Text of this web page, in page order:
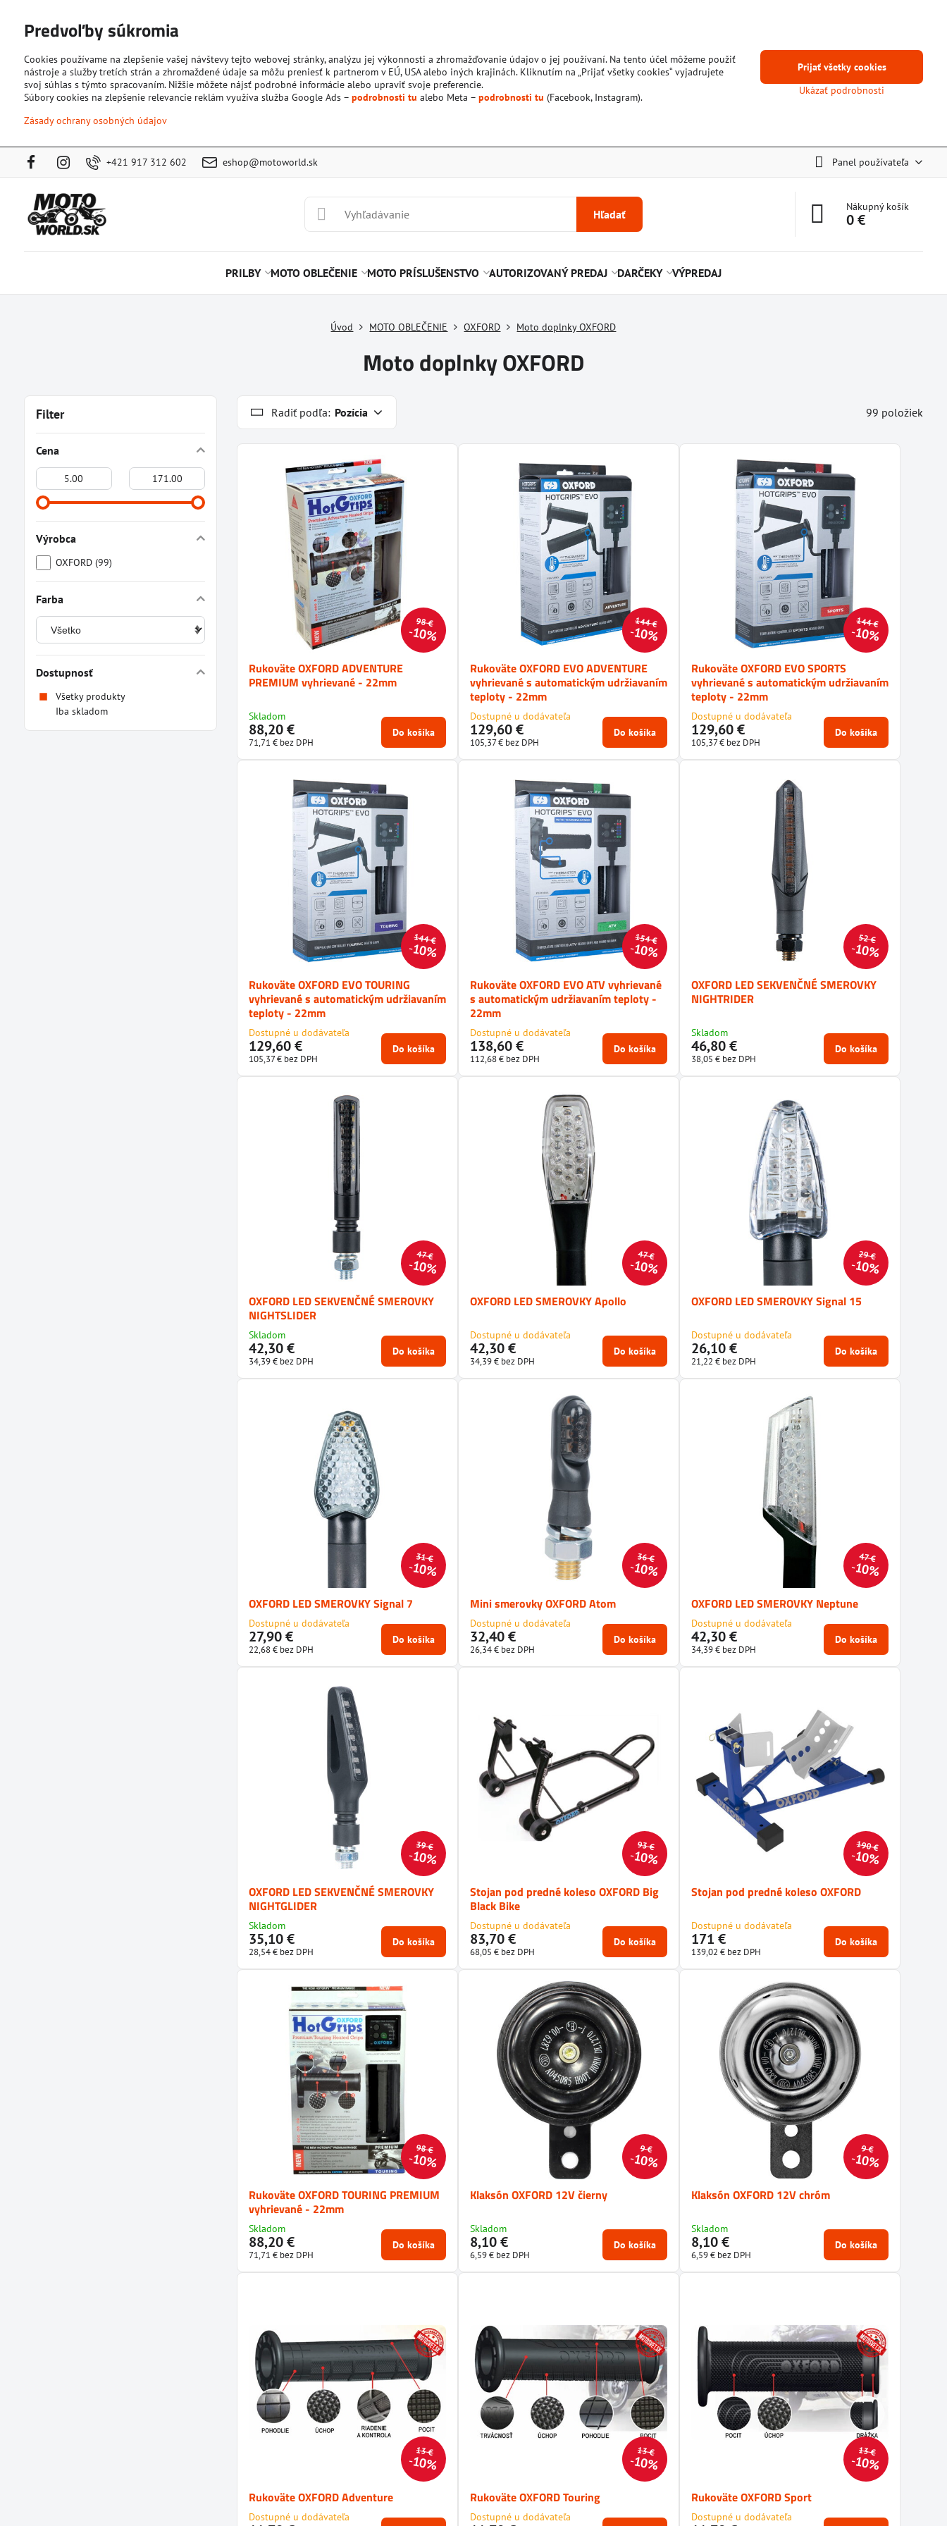
+421 917 312 602 eshop@motoworld.sk Panel používateľa
Hľadať
Nákupný košík
0 €
PRILBY MOTO OBLEČENIE MOTO PRÍSLUŠENSTVO AUTORIZOVANÝ PREDAJ DARČEKY VÝPREDAJ
Úvod MOTO OBLEČENIE OXFORD Moto doplnky OXFORD
Moto doplnky OXFORD
Radiť podľa: Pozícia 99 položiek
98 €
10%
Rukoväte OXFORD ADVENTURE
PREMIUM vyhrievané - 22mm
Skladom
88,20 €
71,71 € bez DPH
Do košíka
144 €
10%
Rukoväte OXFORD EVO ADVENTURE
vyhrievané s automatickým udržiavaním
teploty - 22mm
Dostupné u dodávateľa
129,60 €
105,37 € bez DPH
Do košíka
144 €
10%
Rukoväte OXFORD EVO SPORTS
vyhrievané s automatickým udržiavaním
teploty - 22mm
Dostupné u dodávateľa
129,60 €
105,37 € bez DPH
Do košíka
144 €
10%
Rukoväte OXFORD EVO TOURING
vyhrievané s automatickým udržiavaním
teploty - 22mm
Dostupné u dodávateľa
129,60 €
105,37 € bez DPH
Do košíka
154 €
10%
Rukoväte OXFORD EVO ATV vyhrievané
s automatickým udržiavaním teploty -
22mm
Dostupné u dodávateľa
138,60 €
112,68 € bez DPH
Do košíka
52 €
10%
OXFORD LED SEKVENČNÉ SMEROVKY
NIGHTRIDER
Skladom
46,80 €
38,05 € bez DPH
Do košíka
47 €
10%
OXFORD LED SEKVENČNÉ SMEROVKY
NIGHTSLIDER
Skladom
42,30 €
34,39 € bez DPH
Do košíka
47 €
10%
OXFORD LED SMEROVKY Apollo
Dostupné u dodávateľa
42,30 €
34,39 € bez DPH
Do košíka
29 €
10%
OXFORD LED SMEROVKY Signal 15
Dostupné u dodávateľa
26,10 €
21,22 € bez DPH
Do košíka
31 €
10%
OXFORD LED SMEROVKY Signal 7
Dostupné u dodávateľa
27,90 €
22,68 € bez DPH
Do košíka
36 €
10%
Mini smerovky OXFORD Atom
Dostupné u dodávateľa
32,40 €
26,34 € bez DPH
Do košíka
47 €
10%
OXFORD LED SMEROVKY Neptune
Dostupné u dodávateľa
42,30 €
34,39 € bez DPH
Do košíka
39 €
10%
OXFORD LED SEKVENČNÉ SMEROVKY
NIGHTGLIDER
Skladom
35,10 €
28,54 € bez DPH
Do košíka
93 €
10%
Stojan pod predné koleso OXFORD Big
Black Bike
Dostupné u dodávateľa
83,70 €
68,05 € bez DPH
Do košíka
190 €
10%
Stojan pod predné koleso OXFORD
Dostupné u dodávateľa
171 €
139,02 € bez DPH
Do košíka
98 €
10%
Rukoväte OXFORD TOURING PREMIUM
vyhrievané - 22mm
Skladom
88,20 €
71,71 € bez DPH
Do košíka
9 €
10%
Klaksón OXFORD 12V čierny
Skladom
8,10 €
6,59 € bez DPH
Do košíka
9 €
10%
Klaksón OXFORD 12V chróm
Skladom
8,10 €
6,59 € bez DPH
Do košíka
13 €
10%
Rukoväte OXFORD Adventure
Dostupné u dodávateľa
13 €
10%
Rukoväte OXFORD Touring
Dostupné u dodávateľa
13 €
10%
Rukoväte OXFORD Sport
Dostupné u dodávateľa
Filter
Cena
Od:
Do:
Výrobca
OXFORD (99)
Farba
Dostupnosť
Všetky produkty
Iba skladom
Predvoľby súkromia
Cookies používame na zlepšenie vašej návštevy tejto webovej stránky, analýzu jej výkonnosti a zhromažďovanie údajov o jej používaní. Na tento účel môžeme použiť
nástroje a služby tretích strán a zhromaždené údaje sa môžu preniesť k partnerom v EÚ, USA alebo iných krajinách. Kliknutím na „Prijať všetky cookies“ vyjadrujete
svoj súhlas s týmto spracovaním. Nižšie môžete nájsť podrobné informácie alebo upraviť svoje preferencie.
Súbory cookies na zlepšenie relevancie reklám využíva služba Google Ads – podrobnosti tu alebo Meta – podrobnosti tu (Facebook, Instagram).
Zásady ochrany osobných údajov
Ukázať podrobnosti
Prijať všetky cookies